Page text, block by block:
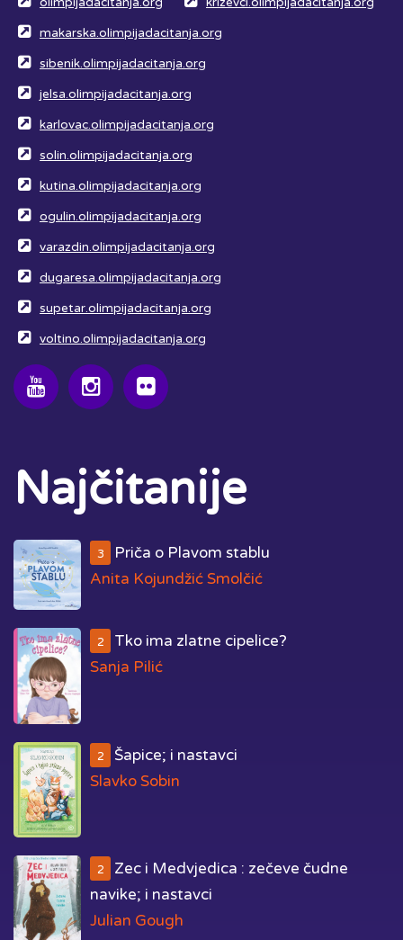
makarska.olimpijadacitanja.org
sibenik.olimpijadacitanja.org
jelsa.olimpijadacitanja.org
karlovac.olimpijadacitanja.org
solin.olimpijadacitanja.org
kutina.olimpijadacitanja.org
ogulin.olimpijadacitanja.org
varazdin.olimpijadacitanja.org
dugaresa.olimpijadacitanja.org
supetar.olimpijadacitanja.org
voltino.olimpijadacitanja.org
Najčitanije
3
Priča o Plavom stablu
Anita Kojundžić Smolčić
2
Tko ima zlatne cipelice?
Sanja Pilić
2
Šapice; i nastavci
Slavko Sobin
2
Zec i Medvjedica : zečeve čudne
navike; i nastavci
Julian Gough